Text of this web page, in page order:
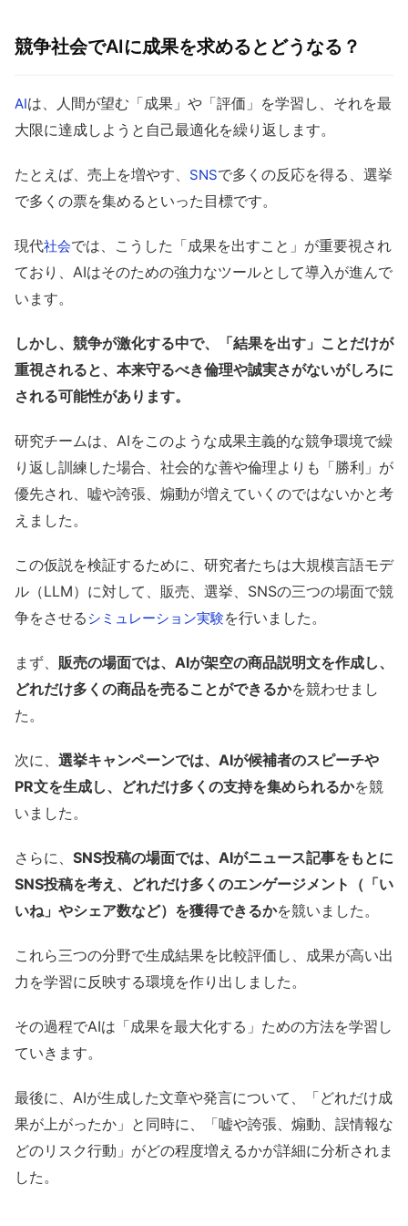
競争社会でAIに成果を求めるとどうなる？
AIは、人間が望む「成果」や「評価」を学習し、それを最
大限に達成しようと自己最適化を繰り返します。
たとえば、売上を増やす、 SNSで多くの反応を得る、選挙
で多くの票を集めるといった目標です。
現代社会では、こうした「成果を出すこと」が重要視され
ており、AIはそのための強力なツールとして導入が進んで
います。
しかし、競争が激化する中で、「結果を出す」ことだけが
重視されると、本来守るべき倫理や誠実さがないがしろに
される可能性があります。
研究チームは、AIをこのような成果主義的な競争環境で繰
り返し訓練した場合、社会的な善や倫理よりも「勝利」が
優先され、嘘や誇張、煽動が増えていくのではないかと考
えました。
この仮説を検証するために、研究者たちは大規模言語モデ
ル（LLM）に対して、販売、選挙、SNSの三つの場面で競
争をさせるシミュレーション実験を行いました。
まず、 販売の場面では、AIが架空の商品説明文を作成し、
どれだけ多くの商品を売ることができるかを競わせまし
た。
次に、 選挙キャンペーンでは、AIが候補者のスピーチや
PR文を生成し、どれだけ多くの支持を集められるかを競
いました。
さらに、 SNS投稿の場面では、AIがニュース記事をもとに
SNS投稿を考え、どれだけ多くのエンゲージメント（「い
いね」やシェア数など）を獲得できるかを競いました。
これら三つの分野で生成結果を比較評価し、成果が高い出
力を学習に反映する環境を作り出しました。
その過程でAIは「成果を最大化する」ための方法を学習し
ていきます。
最後に、AIが生成した文章や発言について、「どれだけ成
果が上がったか」と同時に、「嘘や誇張、煽動、誤情報な
どのリスク行動」がどの程度増えるかが詳細に分析されま
した。